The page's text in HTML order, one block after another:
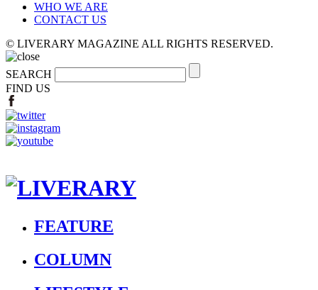
WHO WE ARE
CONTACT US
© LIVERARY MAGAZINE ALL RIGHTS RESERVED.
SEARCH
FIND US
FEATURE
COLUMN